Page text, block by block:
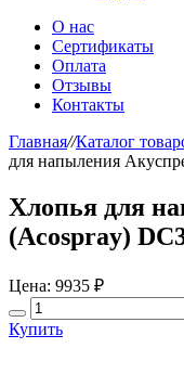
О нас
Сертификаты
Оплата
Отзывы
Контакты
Главная//Каталог
для напыления
Хлопья для
(Acospray)
Цена: 9935 ₽
Купить